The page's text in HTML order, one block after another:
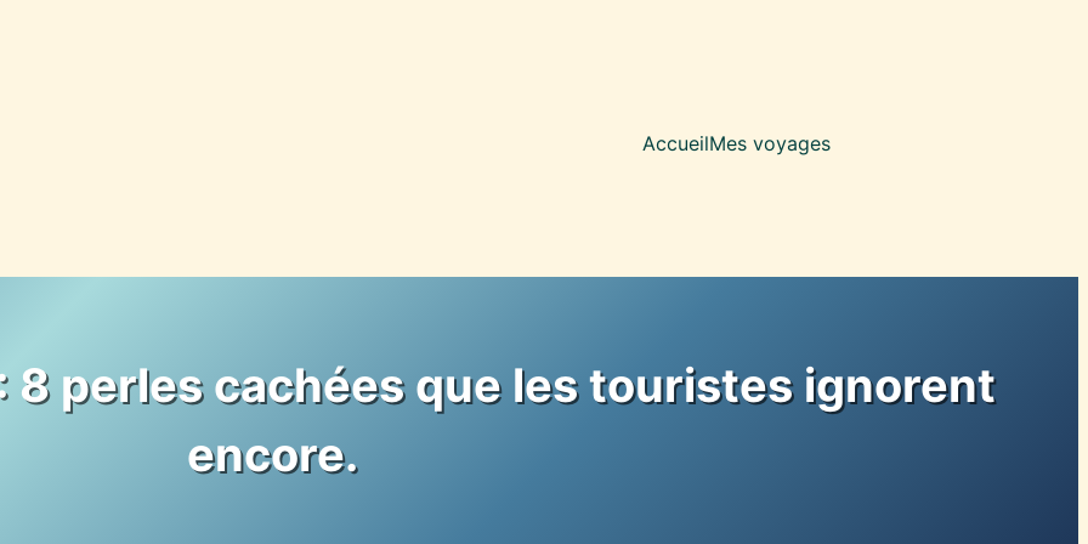
AccueilMes voyages
8 perles cachées que les touristes ignorent
encore.